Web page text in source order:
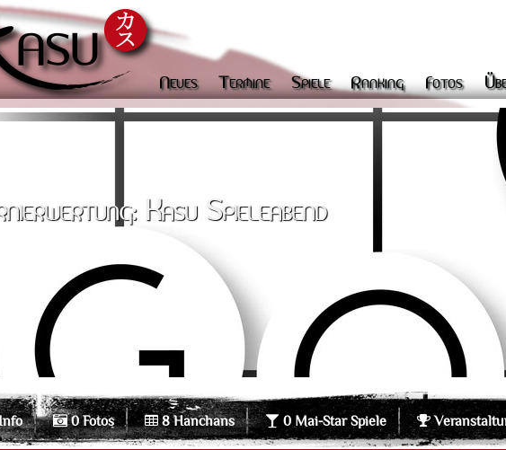
Neues Termine Spiele Ranking Fotos
Kasu Spieleabend
0 Fotos 8 Hanchans 0 Mai-Star Spiele